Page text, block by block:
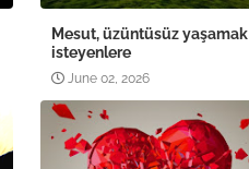
Mesut, üzüntüsüz yaşamak
isteyenlere
June 02, 2026